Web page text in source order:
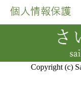
Copyright (c)